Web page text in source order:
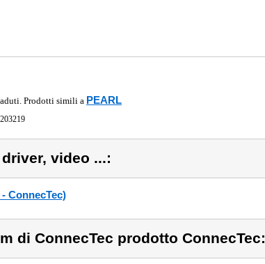
Prodotti simili a PEARL
video ...:
ConnecTec)
di ConnecTec prodotto ConnecTec: